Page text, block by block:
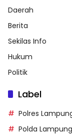
Daerah
Berita
Sekilas Info
Hukum
Politik
Label
Polres
Polda Lampung